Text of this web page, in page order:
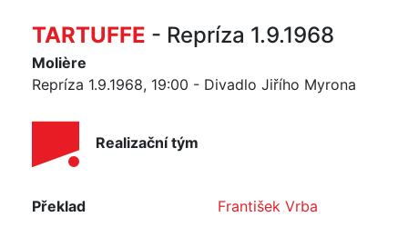
TARTUFFE - Repríza 1.9.1968
Molière
Repríza 1.9.1968, 19:00 - Divadlo Jiřího Myrona
Realizační tým
Překlad
František Vrba